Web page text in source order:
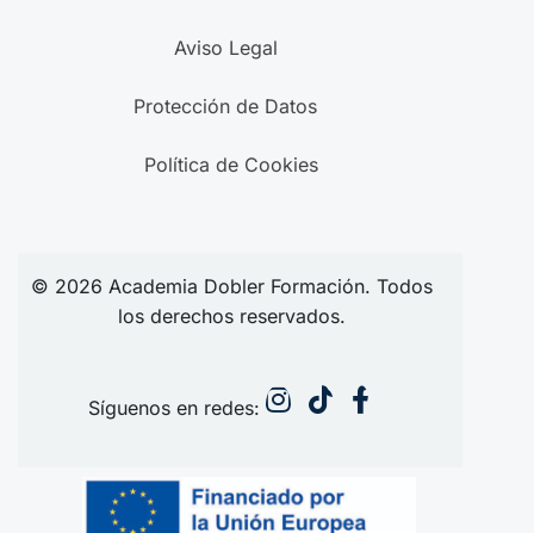
Aviso Legal
Protección de Datos
Política de Cookies
© 2026 Academia Dobler Formación. Todos
los derechos reservados.
Síguenos en redes: